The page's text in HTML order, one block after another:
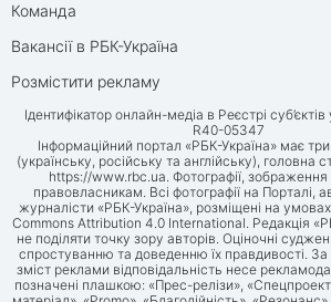
Команда
Вакансії в РБК-Україна
Розмістити рекламу
Ідентифікатор онлайн-медіа в Реєстрі
R40-05347
Інформаційний портал «РБК-Україна» має
(українську, російську та англійську), головна
https://www.rbc.ua. Фотографії,
правовласникам. Всі фотографії на Порталі,
журналісти «РБК-Україна», розміщені на умовах
Commons Attribution 4.0 International. Редакція
не поділяти точку зору авторів. Оціночні
спростуванню та доведенню їх правдивості. За
зміст реклами відповідальність несе
позначені плашкою: «Прес-релізи»,